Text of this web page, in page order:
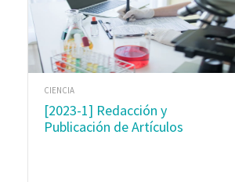
CIENCIA
[2023-1] Redacción y
Publicación de Artículos